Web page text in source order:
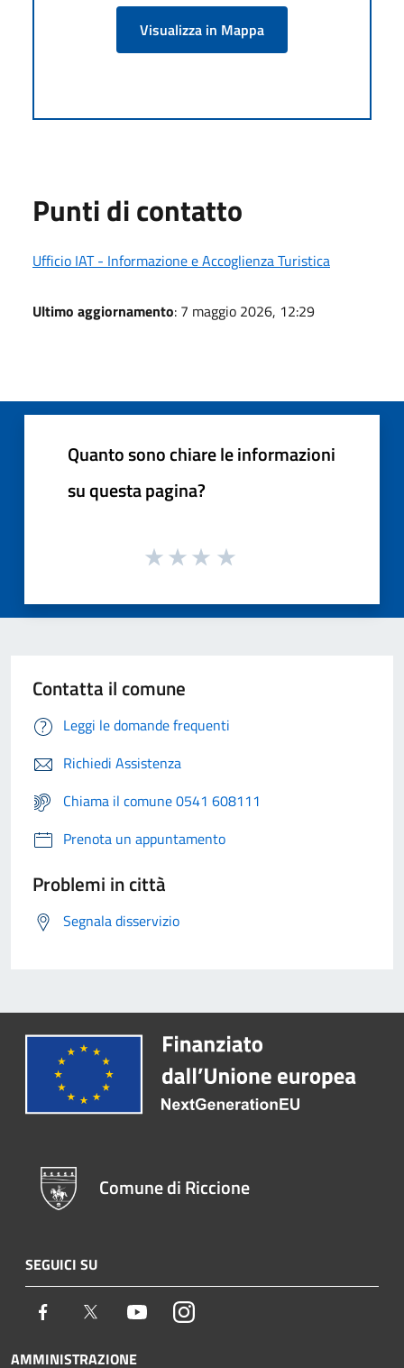
Visualizza in Mappa
Punti di contatto
Ufficio IAT - Informazione e Accoglienza Turistica
Ultimo aggiornamento: 7 maggio 2026, 12:29
Quanto sono chiare le informazioni
su questa pagina?
Contatta il comune
Leggi le domande frequenti
Richiedi Assistenza
Chiama il comune 0541 608111
Prenota un appuntamento
Problemi in città
Segnala disservizio
Comune di Riccione
SEGUICI SU
Facebook Twitter YoutubeInstagram
AMMINISTRAZIONE